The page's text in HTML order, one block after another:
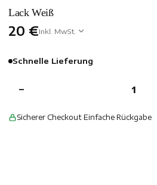
Lack Weiß
20 €Inkl. MwSt.
Schnelle Lieferung
−
Sicherer Checkout·Einfache Rückgabe